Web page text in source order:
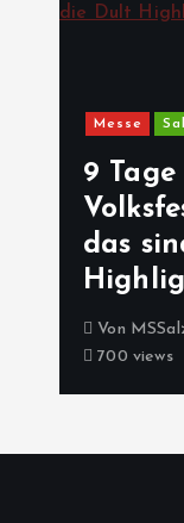
a
v
i
g
a
t
Messe
9 Tage
das
Von
700 views